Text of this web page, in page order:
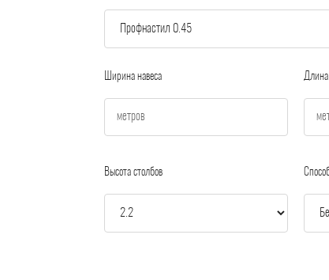
Ширина навеса Длина
Высота столбов